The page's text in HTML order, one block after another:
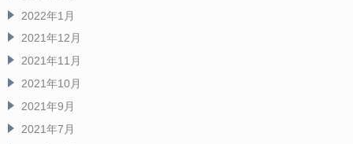
2022年1月
2021年12月
2021年11月
2021年10月
2021年9月
2021年7月